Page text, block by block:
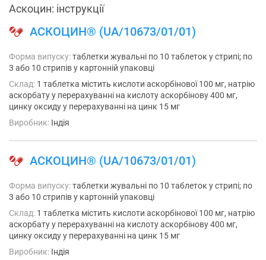
Аскоцин: інструкції
АСКОЦИН® (UA/10673/01/01)
Форма випуску:таблетки жувальні по 10 таблеток у стрипі; по
3 або 10 стрипів у картонній упаковці
Склад: 1 таблетка містить кислоти аскорбінової 100 мг, натрію
аскорбату у перерахуванні на кислоту аскорбінову 400 мг,
цинку оксиду у перерахуванні на цинк 15 мг
Виробник: Індія
АСКОЦИН® (UA/10673/01/01)
Форма випуску:таблетки жувальні по 10 таблеток у стрипі; по
3 або 10 стрипів у картонній упаковці
Склад: 1 таблетка містить кислоти аскорбінової 100 мг, натрію
аскорбату у перерахуванні на кислоту аскорбінову 400 мг,
цинку оксиду у перерахуванні на цинк 15 мг
Виробник: Індія